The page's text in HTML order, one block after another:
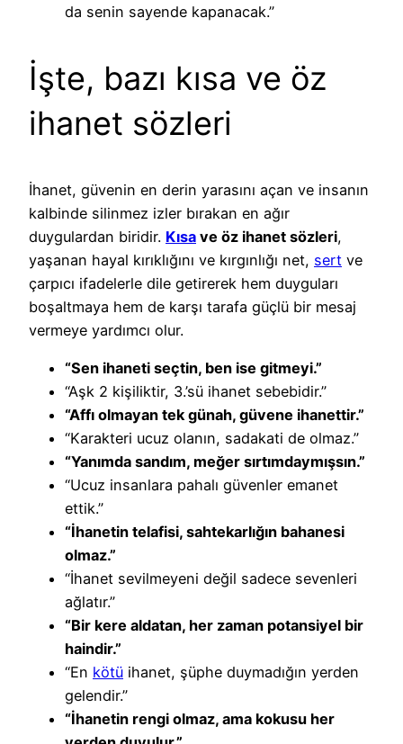
da senin sayende kapanacak.”
İşte, bazı kısa ve öz
ihanet sözleri
İhanet, güvenin en derin yarasını açan ve insanın
kalbinde silinmez izler bırakan en ağır
duygulardan biridir. Kısa ve öz ihanet sözleri,
yaşanan hayal kırıklığını ve kırgınlığı net, sert ve
çarpıcı ifadelerle dile getirerek hem duyguları
boşaltmaya hem de karşı tarafa güçlü bir mesaj
vermeye yardımcı olur.
“Sen ihaneti seçtin, ben ise gitmeyi.”
“Aşk 2 kişiliktir, 3.’sü ihanet sebebidir.”
“Affı olmayan tek günah, güvene ihanettir.”
“Karakteri ucuz olanın, sadakati de olmaz.”
“Yanımda sandım, meğer sırtımdaymışsın.”
“Ucuz insanlara pahalı güvenler emanet
ettik.”
“İhanetin telafisi, sahtekarlığın bahanesi
olmaz.”
“İhanet sevilmeyeni değil sadece sevenleri
ağlatır.”
“Bir kere aldatan, her zaman potansiyel bir
haindir.”
“En kötü ihanet, şüphe duymadığın yerden
gelendir.”
“İhanetin rengi olmaz, ama kokusu her